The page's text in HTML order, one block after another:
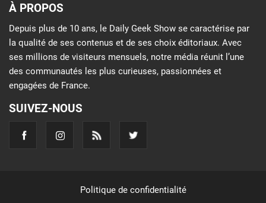
À PROPOS
Depuis plus de 10 ans, le Daily Geek Show se caractérise par
la qualité de ses contenus et de ses choix éditoriaux. Avec
ses millions de visiteurs mensuels, notre média réunit l’une
des communautés les plus curieuses, passionnées et
engagées de France.
SUIVEZ-NOUS
Politique de confidentialité